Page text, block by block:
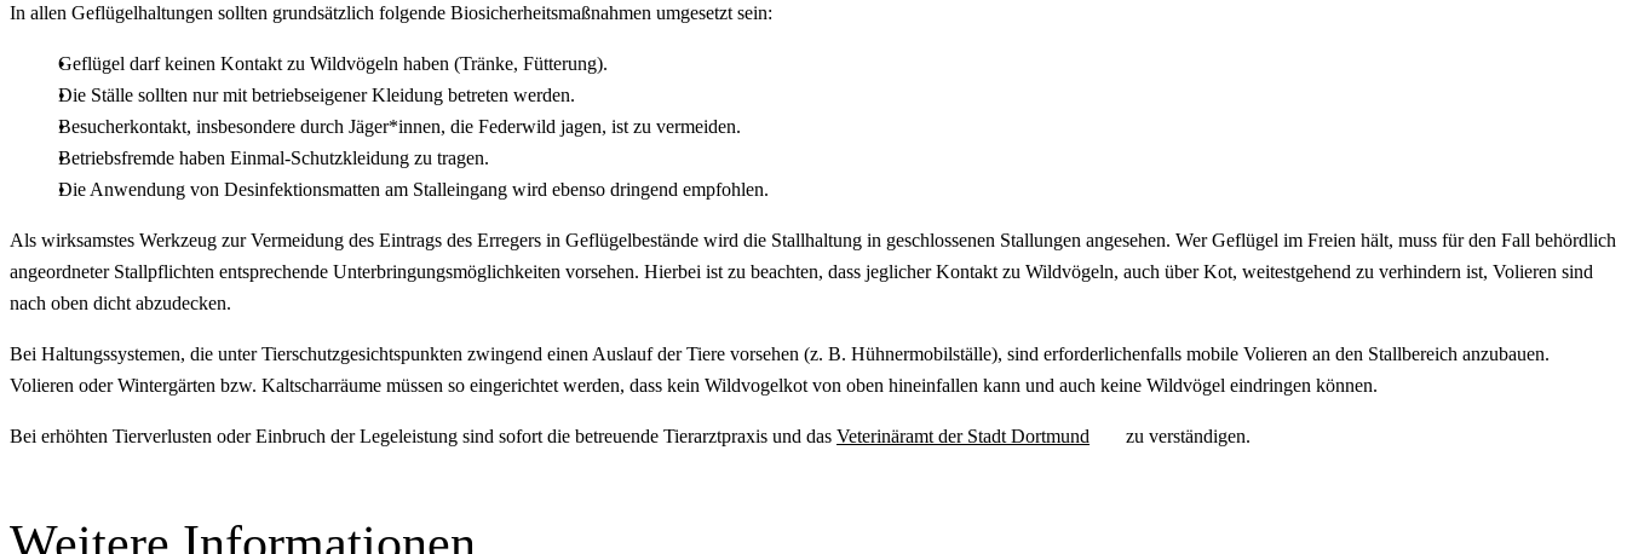
In allen Geflügelhaltungen sollten grundsätzlich folgende Biosicherheitsmaßnahmen umgesetzt sein:
Geflügel darf keinen Kontakt zu Wildvögeln haben (Tränke, Fütterung).
Die Ställe sollten nur mit betriebseigener Kleidung betreten werden.
Besucherkontakt, insbesondere durch Jäger*innen, die Federwild jagen, ist zu vermeiden.
Betriebsfremde haben Einmal-Schutzkleidung zu tragen.
Die Anwendung von Desinfektionsmatten am Stalleingang wird ebenso dringend empfohlen.
Als wirksamstes Werkzeug zur Vermeidung des Eintrags des Erregers in Geflügelbestände wird die Stallhaltung in geschlossenen Stallungen angesehen. Wer Geflügel im Freien hält, muss für den Fall behördlich
angeordneter Stallpflichten entsprechende Unterbringungsmöglichkeiten vorsehen. Hierbei ist zu beachten, dass jeglicher Kontakt zu Wildvögeln, auch über Kot, weitestgehend zu verhindern ist, Volieren sind
nach oben dicht abzudecken.
Bei Haltungssystemen, die unter Tierschutzgesichtspunkten zwingend einen Auslauf der Tiere vorsehen (z. B. Hühnermobilställe), sind erforderlichenfalls mobile Volieren an den Stallbereich anzubauen.
Volieren oder Wintergärten bzw. Kaltscharräume müssen so eingerichtet werden, dass kein Wildvogelkot von oben hineinfallen kann und auch keine Wildvögel eindringen können.
Bei erhöhten Tierverlusten oder Einbruch der Legeleistung sind sofort die betreuende Tierarztpraxis und das Veterinäramt der Stadt Dortmund zu verständigen.
Weitere Informationen